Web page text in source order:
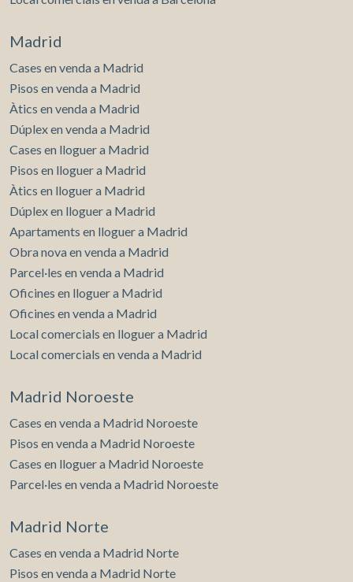
Madrid
Cases en venda a Madrid
Pisos en venda a Madrid
Àtics en venda a Madrid
Dúplex en venda a Madrid
Cases en lloguer a Madrid
Pisos en lloguer a Madrid
Àtics en lloguer a Madrid
Dúplex en lloguer a Madrid
Apartaments en lloguer a Madrid
Obra nova en venda a Madrid
Parcel·les en venda a Madrid
Oficines en lloguer a Madrid
Oficines en venda a Madrid
Local comercials en lloguer a Madrid
Local comercials en venda a Madrid
Madrid Noroeste
Cases en venda a Madrid Noroeste
Pisos en venda a Madrid Noroeste
Cases en lloguer a Madrid Noroeste
Parcel·les en venda a Madrid Noroeste
Madrid Norte
Cases en venda a Madrid Norte
Pisos en venda a Madrid Norte